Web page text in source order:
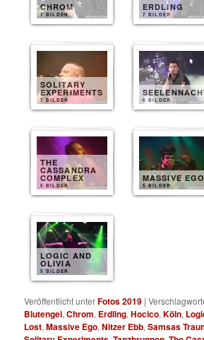
CHROM
7 BILDER
ERDLING
7 BILDER
SOLITARY
EXPERIMENTS
7 BILDER 6 BILDER
THE
CASSANDRA
COMPLEX
5 BILDER
MASSIVE EGO
5 BILDER
LOGIC AND
OLIVIA
5 BILDER
Veröffentlicht unterFotos 2019 |
Blutengel,Chrom, Erdling,Hocico,Köln,
Lost,Massive Ego,Nitzer Ebb,Samsas